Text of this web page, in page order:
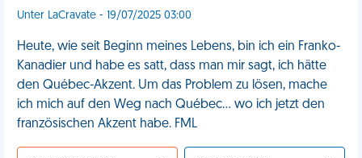
Unter LaCravate - 19/07/2025 03:00
Heute, wie seit Beginn meines Lebens, bin ich ein Franko-
Kanadier und habe es satt, dass man mir sagt, ich hätte
den Québec-Akzent. Um das Problem zu lösen, mache
ich mich auf den Weg nach Québec… wo ich jetzt den
französischen Akzent habe. FML